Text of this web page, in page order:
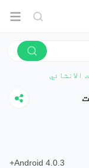
الانشائي
Android 4.0.3+